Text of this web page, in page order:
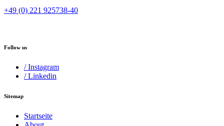
+49 (0) 221 925738-40
Follow us
/ Instagram
/ Linkedin
Sitemap
Startseite